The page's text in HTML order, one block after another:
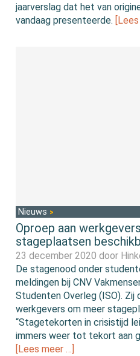
jaarverslag dat het van
vandaag presenteerde.
Nieuws
Oproep aan
stageplaatsen
23 december 2020 door
De stagenood onder
meldingen bij CNV
Studenten Overleg (ISO). Zij
werkgevers om meer
“Stagetekorten in crisistijd
immers weer tot tekort aan
[Lees meer …]